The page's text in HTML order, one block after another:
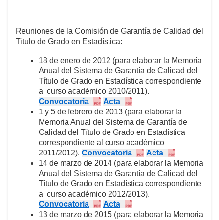
Reuniones de la Comisión de Garantía de Calidad del
Título de Grado en Estadística:
18 de enero de 2012 (para elaborar la Memoria
Anual del Sistema de Garantía de Calidad del
Título de Grado en Estadística correspondiente
al curso académico 2010/2011).
Convocatoria
Acta
1 y 5 de febrero de 2013 (para elaborar la
Memoria Anual del Sistema de Garantía de
Calidad del Título de Grado en Estadística
correspondiente al curso académico
2011/2012). Convocatoria
Acta
14 de marzo de 2014 (para elaborar la Memoria
Anual del Sistema de Garantía de Calidad del
Título de Grado en Estadística correspondiente
al curso académico 2012/2013).
Convocatoria
Acta
13 de marzo de 2015 (para elaborar la Memoria